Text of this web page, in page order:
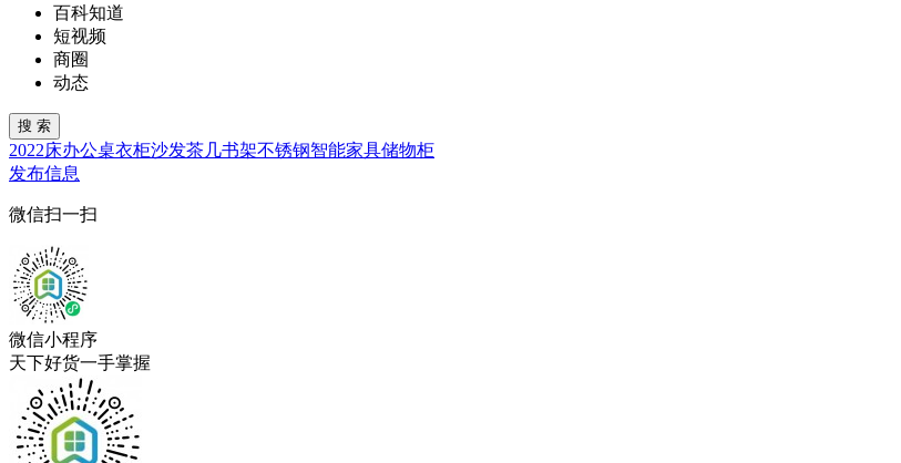
百科知道
短视频
商圈
动态
2022床办公桌衣柜沙发茶几书架不锈钢智能家具储物柜
发布信息
微信扫一扫
微信小程序
天下好货一手掌握